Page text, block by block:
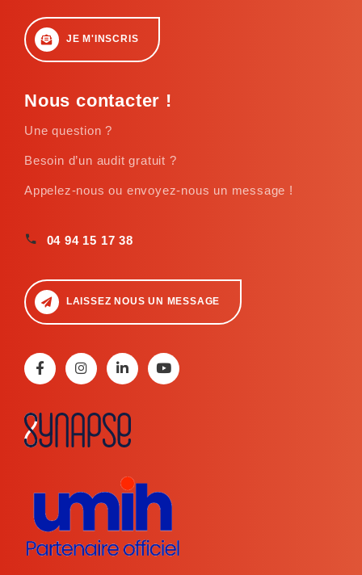
JE M'INSCRIS
Nous contacter !
Une question ?
Besoin d’un audit gratuit ?
Appelez-nous ou envoyez-nous un message !
04 94 15 17 38
LAISSEZ NOUS UN MESSAGE